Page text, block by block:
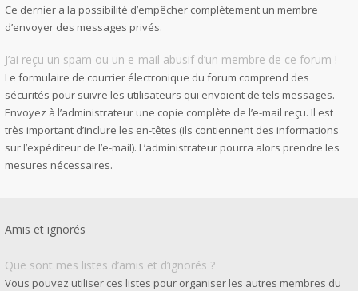
Ce dernier a la possibilité d’empêcher complètement un membre
d’envoyer des messages privés.
J’ai reçu un spam ou un e-mail abusif d’un membre de ce forum !
Le formulaire de courrier électronique du forum comprend des
sécurités pour suivre les utilisateurs qui envoient de tels messages.
Envoyez à l’administrateur une copie complète de l’e-mail reçu. Il est
très important d’inclure les en-têtes (ils contiennent des informations
sur l’expéditeur de l’e-mail). L’administrateur pourra alors prendre les
mesures nécessaires.
Amis et ignorés
Que sont mes listes d’amis et d’ignorés ?
Vous pouvez utiliser ces listes pour organiser les autres membres du